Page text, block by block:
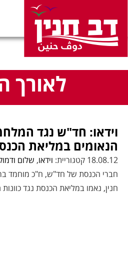
לאורך
וידאו: חד"ש נגד
הנאומים במליאת
18.08.12 קטגוריית: וידאו, שלום
חברי הכנסת של חד"ש, ח"כ מוחמד
חנין, נאמו במליאת הכנסת נגד